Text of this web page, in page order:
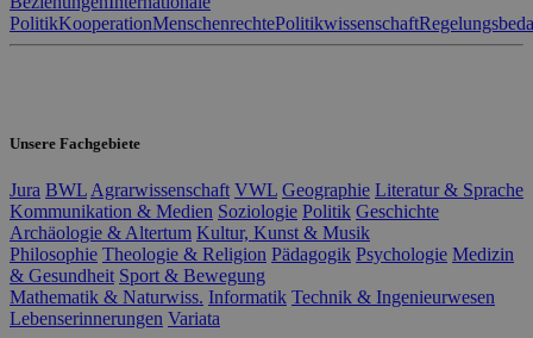
PolitikKooperationMenschenrechtePolitikwissenschaft
Unsere Fachgebiete
Jura BWL Agrarwissenschaft VWL Geographie Literatur & Sprache
Kommunikation & Medien Soziologie Politik Geschichte
Archäologie & Altertum Kultur, Kunst & Musik
Philosophie Theologie & Religion Pädagogik Psychologie Medizin
& Gesundheit Sport & Bewegung
Mathematik & Naturwiss. Informatik Technik & Ingenieurwesen
Lebenserinnerungen Variata